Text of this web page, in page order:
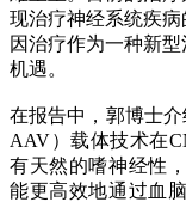
现治疗神经系统疾
因治疗作为一种新
机遇。
在报告中，郭博士介
AAV）载体技术在
有天然的嗜神经性
能更高效地通过血